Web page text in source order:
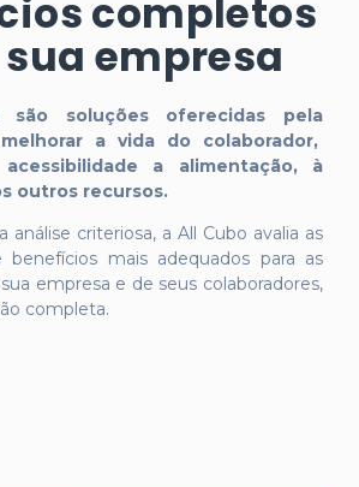
completos
empresa
são soluçõesoferecidas pela
a vida do colaborador,
a alimentação, à
outros recursos.
análise criteriosa, a All Cubo avalia as
benefícios mais adequados para as
empresa e de seus colaboradores,
completa.